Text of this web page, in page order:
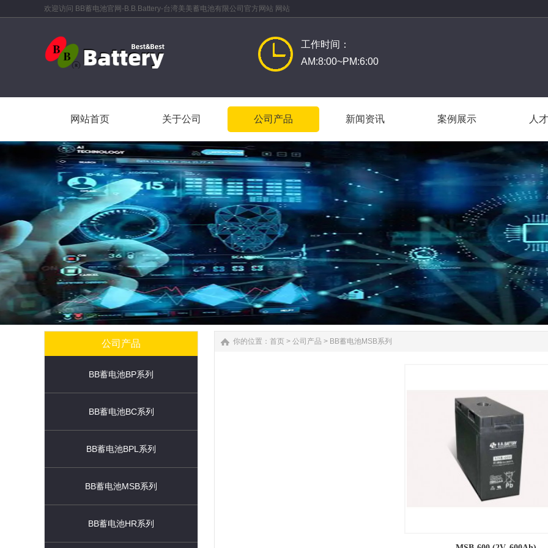
欢迎访问 BB蓄电池官网-B.B.Battery-台湾美美蓄电池有限公司官方网站 网站
工作时间：
AM:8:00~PM:6:00
网站首页 关于公司 公司产品 新闻资讯 案例展示 人
公司产品
BB蓄电池BP系列
BB蓄电池BC系列
BB蓄电池BPL系列
BB蓄电池MSB系列
BB蓄电池HR系列
你的位置： 首页 > 公司产品 > BB蓄电池MSB系列